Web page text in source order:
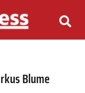
Blume